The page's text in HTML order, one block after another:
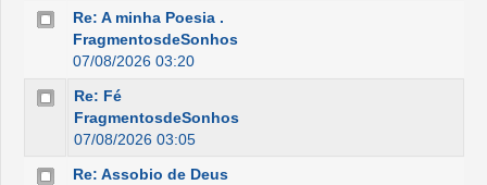
Re: A minha Poesia .
FragmentosdeSonhos
07/08/2026 03:20
Re: Fé
FragmentosdeSonhos
07/08/2026 03:05
Re: Assobio de Deus